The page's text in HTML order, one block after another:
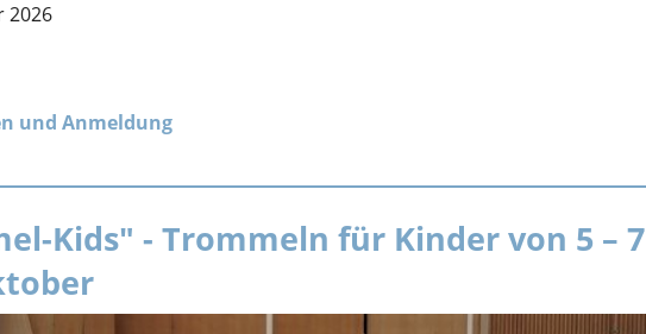
2026
und Anmeldung
Kids" - Trommeln für Kinder von 5 – 7